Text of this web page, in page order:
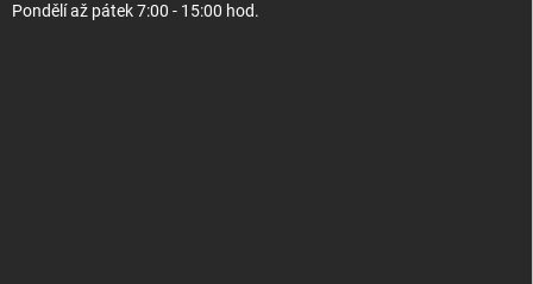
Pondělí až pátek 7:00 - 15:00 hod.